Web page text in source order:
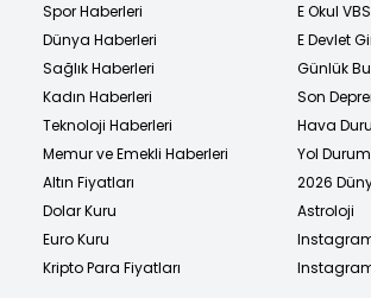
Spor Haberleri
Dünya Haberleri
Sağlık Haberleri
Kadın Haberleri
Teknoloji Haberleri
Memur ve Emekli Haberleri
Altın Fiyatları
Dolar Kuru
Euro Kuru
Kripto Para Fiyatları
E Okul VBS
E Devlet
Günlük
Son
Hava
Yol
2026
Astroloji